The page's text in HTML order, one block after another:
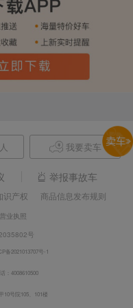
我要卖车
举报事故车
识产权 商品信息发布规则
营业执照
号
备2021013707号-1
：4008610500
10号院105、101楼